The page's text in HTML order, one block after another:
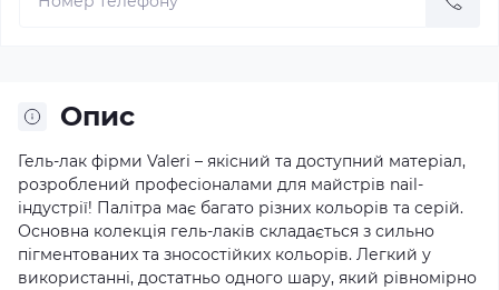
Опис
Гель-лак фірми Valeri – якісний та доступний матеріал,
розроблений професіоналами для майстрів nail-
індустрії! Палітра має багато різних кольорів та серій.
Основна колекція гель-лаків складається з сильно
пігментованих та зносостійких кольорів. Легкий у
використанні, достатньо одного шару, який рівномірно